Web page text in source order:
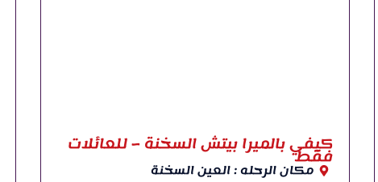
كيفي بالميرا بيتش السخنة – للعائلات
فقط
مكان الرحله : العين السخنة